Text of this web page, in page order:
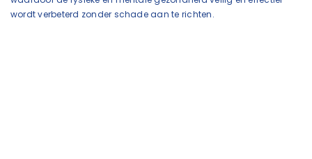
wordt verbeterd zonder schade aan te richten.